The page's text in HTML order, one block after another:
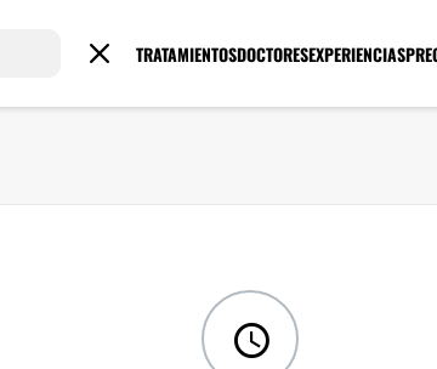
TRATAMIENTOSDOCTORESEXPERIENCIAS